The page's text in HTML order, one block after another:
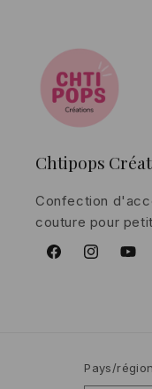
Chtipops
Confection
couture pour
FacebookInstagram
Pays/région